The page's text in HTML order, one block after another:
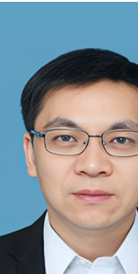
帅教授（博导）
金获得者，主要
清洁油品制备，
吸附剂和萃取剂
工艺用于汽、柴